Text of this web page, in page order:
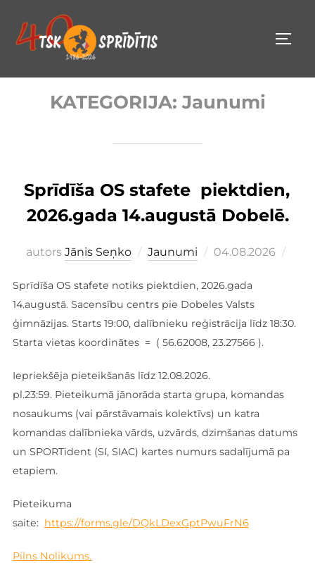
saturu
KATEGORIJA: Jaunumi
Sprīdīša OS stafete piektdien,
2026.gada 14.augustā Dobelē.
autors Jānis Seņko Jaunumi Publicēts
04.08.2026
Sprīdīša OS stafete notiks piektdien, 2026.gada
14.augustā. Sacensību centrs pie Dobeles Valsts
ģimnāzijas. Starts 19:00, dalībnieku reģistrācija līdz 18:30.
Starta vietas koordinātes = ( 56.62008, 23.27566 ).
Iepriekšēja pieteikšanās līdz 12.08.2026.
pl.23:59. Pieteikumā jānorāda starta grupa, komandas
nosaukums (vai pārstāvamais kolektīvs) un katra
komandas dalībnieka vārds, uzvārds, dzimšanas datums
un SPORTident (SI, SIAC) kartes numurs sadalījumā pa
etapiem.
Pieteikuma
saite: https://forms.gle/DQkLDexGptPwuFrN6
Pilns Nolikums.